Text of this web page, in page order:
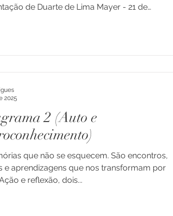
Crianças e Jovens
de Duarte de Lima Mayer - 21 de
#desenvolvimentopessoal
2 (Auto e
que não se esquecem. São encontros,
e aprendizagens que nos transformam por
e reflexão, dois...
2025